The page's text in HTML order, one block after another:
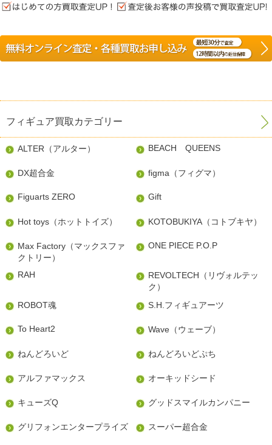
フィギュア買取カテゴリー
ALTER（アルター） BEACH QUEENS
DX超合金 figma（フィグマ）
Figuarts ZERO Gift
Hot toys（ホットトイズ） KOTOBUKIYA（コトブキヤ）
Max Factory（マックスファ
クトリー）
ONE PIECE P.O.P
RAH
REVOLTECH（リヴォルテッ
ク）
ROBOT魂
S.H.フィギュアーツ
To Heart2 Wave（ウェーブ）
ねんどろいど ねんどろいどぷち
アルファマックス オーキッドシード
キューズQ グッドスマイルカンパニー
グリフォンエンタープライズ スーパー超合金